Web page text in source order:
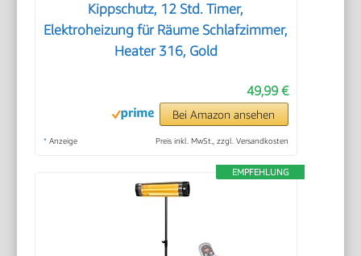
Kippschutz, 12 Std. Timer,
Elektroheizung für Räume Schlafzimmer,
Heater 316, Gold
49,99 €
Bei Amazon ansehen
* Anzeige Preis inkl. MwSt., zzgl. Versandkosten
EMPFEHLUNG